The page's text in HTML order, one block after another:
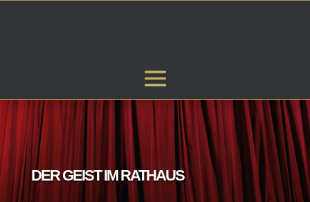
DER GEIST IM RATHAUS